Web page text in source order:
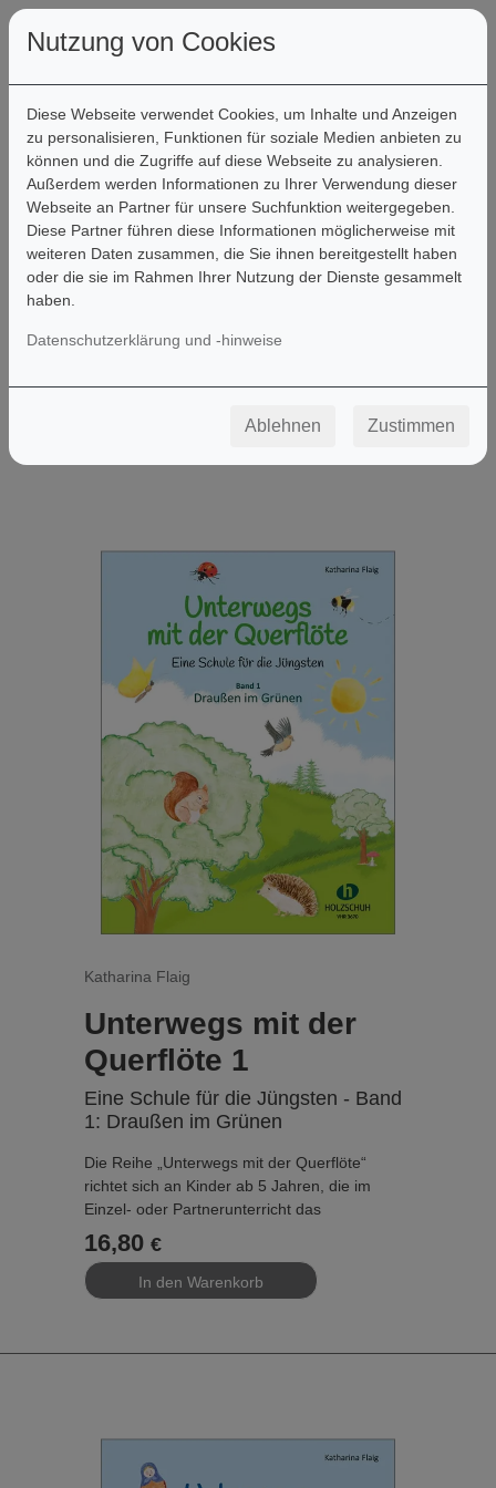
Nutzung von Cookies
Diese Webseite verwendet Cookies, um Inhalte und Anzeigen
zu personalisieren, Funktionen für soziale Medien anbieten zu
können und die Zugriffe auf diese Webseite zu analysieren.
Außerdem werden Informationen zu Ihrer Verwendung dieser
Webseite an Partner für unsere Suchfunktion weitergegeben.
Diese Partner führen diese Informationen möglicherweise mit
weiteren Daten zusammen, die Sie ihnen bereitgestellt haben
oder die sie im Rahmen Ihrer Nutzung der Dienste gesammelt
haben.
Datenschutzerklärung und -hinweise
Ablehnen Zustimmen
Filter
Schulen
Katharina Flaig
Unterwegs mit der
Querflöte 1
Eine Schule für die Jüngsten - Band
1: Draußen im Grünen
Die Reihe „Unterwegs mit der Querflöte“
richtet sich an Kinder ab 5 Jahren, die im
Einzel- oder Partnerunterricht das
Querflötenspiel erlernen. Im Vordergrund steht
der Wunsch, die Schule möglichst schlank zu
gestalten und alle Informationen, die den
Schüler nicht direkt betreffen, auszulagern.
- Einfache Erklärungen – leicht verständlich für
- Duettspiel und Auswendigspiel von Anfang an
– für ein
16,80 €